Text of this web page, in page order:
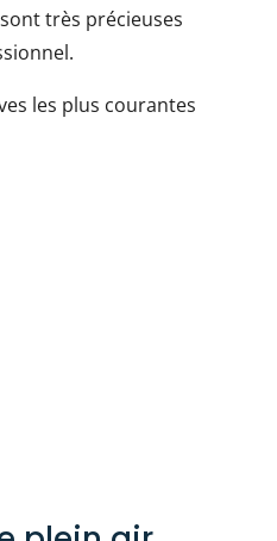
très précieuses
les plus courantes